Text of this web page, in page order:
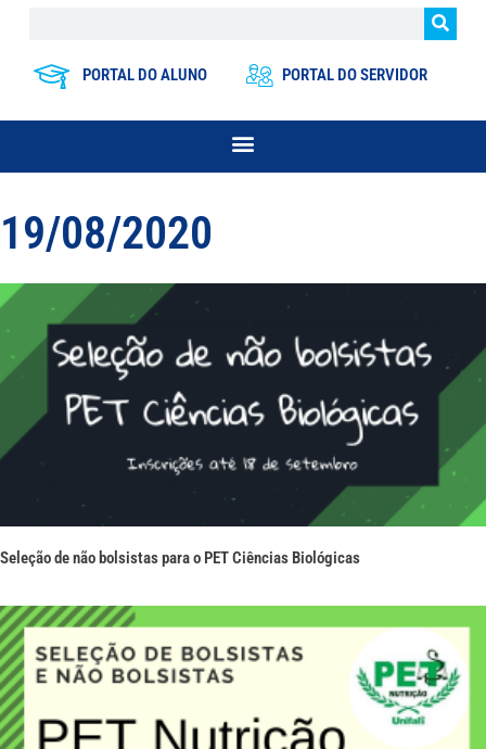
PORTAL DO ALUNO PORTAL DO SERVIDOR
19/08/2020
Seleção de não bolsistas para o PET Ciências Biológicas